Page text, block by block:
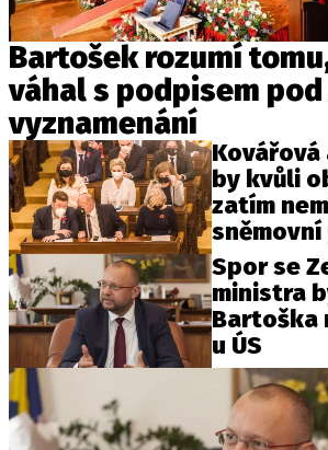
Bartošek rozumí
váhal s podpisem
vyznamenání
by kvůli
zatím
Spor se
ministra
Bartoška
u ÚS